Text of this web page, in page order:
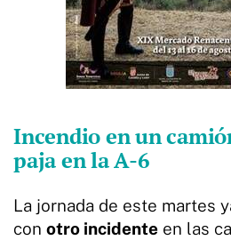
Incendio en un
paja en la A-6
La jornada de este martes
con otro incidente en las